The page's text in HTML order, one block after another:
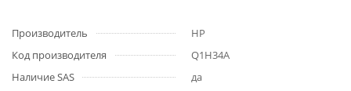
Производитель
HP
Код производителя
Q1H34A
Наличие SAS
да